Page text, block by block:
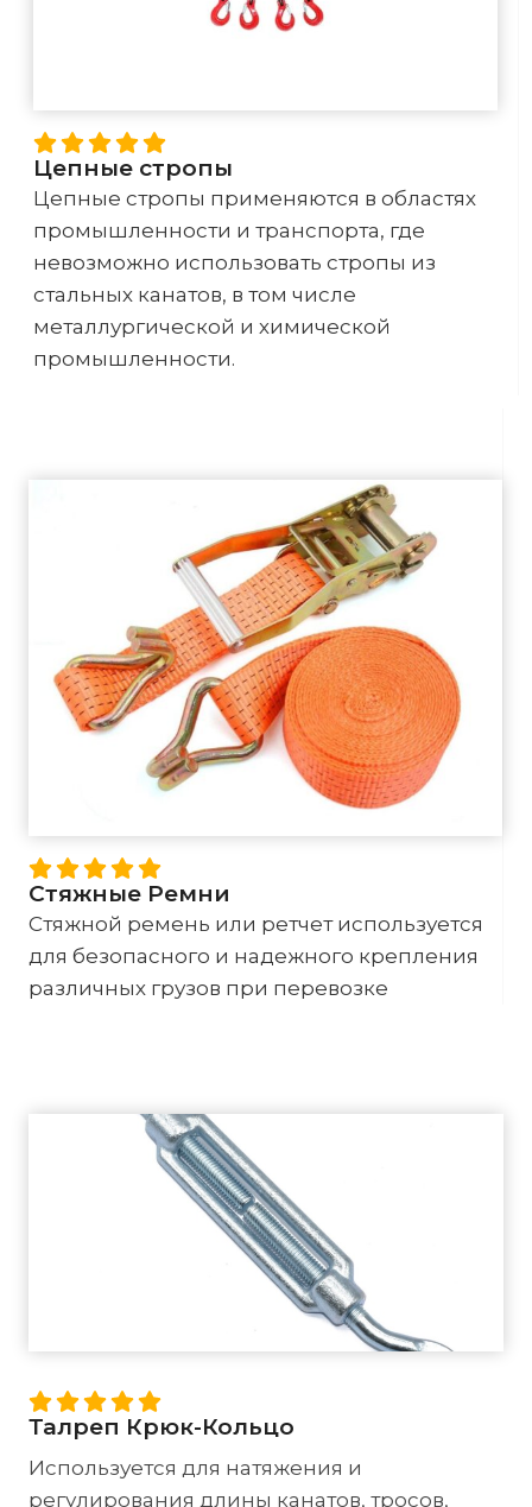
Цепные стропы
Цепные стропы применяются в областях
промышленности и транспорта, где
невозможно использовать стропы из
стальных канатов, в том числе
металлургической и химической
промышленности.
Стяжные Ремни
Стяжной ремень или ретчет используется
для безопасного и надежного крепления
различных грузов при перевозке
Талреп Крюк-Кольцо
Используется для натяжения и
регулирования длины канатов, тросов,